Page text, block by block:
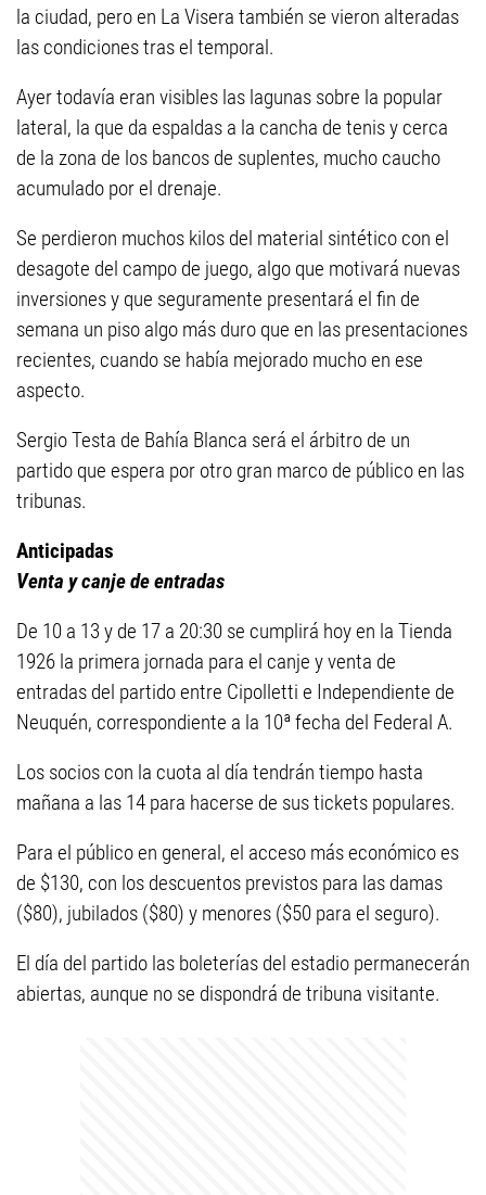
la ciudad, pero en La Visera también se vieron alteradas
las condiciones tras el temporal.
Ayer todavía eran visibles las lagunas sobre la popular
lateral, la que da espaldas a la cancha de tenis y cerca
de la zona de los bancos de suplentes, mucho caucho
acumulado por el drenaje.
Se perdieron muchos kilos del material sintético con el
desagote del campo de juego, algo que motivará nuevas
inversiones y que seguramente presentará el fin de
semana un piso algo más duro que en las presentaciones
recientes, cuando se había mejorado mucho en ese
aspecto.
Sergio Testa de Bahía Blanca será el árbitro de un
partido que espera por otro gran marco de público en las
tribunas.
Anticipadas
Venta y canje de entradas
De 10 a 13 y de 17 a 20:30 se cumplirá hoy en la Tienda
1926 la primera jornada para el canje y venta de
entradas del partido entre Cipolletti e Independiente de
Neuquén, correspondiente a la 10ª fecha del Federal A.
Los socios con la cuota al día tendrán tiempo hasta
mañana a las 14 para hacerse de sus tickets populares.
Para el público en general, el acceso más económico es
de $130, con los descuentos previstos para las damas
($80), jubilados ($80) y menores ($50 para el seguro).
El día del partido las boleterías del estadio permanecerán
abiertas, aunque no se dispondrá de tribuna visitante.